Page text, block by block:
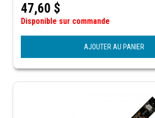
47,60 $
Disponible sur commande
AJOUTER AU PANIER